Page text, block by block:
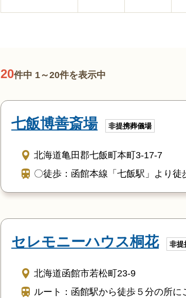
20件中 1～20件を表示中
七飯博善斎場 非提携葬儀場
北海道亀田郡七飯町本町3-17-7
〇徒歩：函館本線「七飯駅」より徒
セレモニーハウス桐花 非提
北海道函館市若松町23-9
ルート：函館駅から徒歩５分の所に